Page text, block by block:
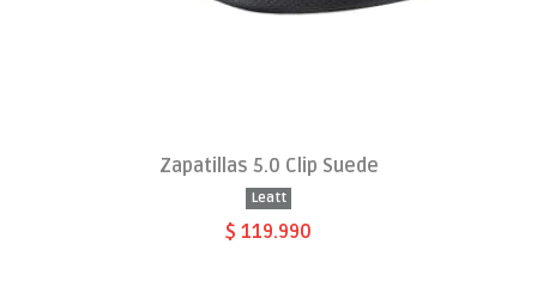
Zapatillas 5.0 Clip Suede
Leatt
$ 119.990